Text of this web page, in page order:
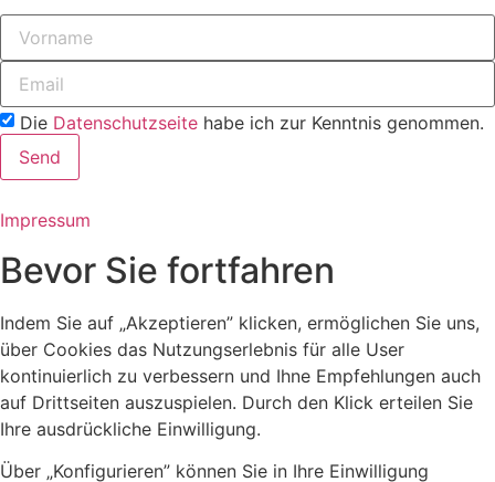
Die Datenschutzseite habe ich zur Kenntnis genommen.
Send
Impressum
Bevor Sie fortfahren
Indem Sie auf „Akzeptieren” klicken, ermöglichen Sie uns,
über Cookies das Nutzungserlebnis für alle User
kontinuierlich zu verbessern und Ihne Empfehlungen auch
auf Drittseiten auszuspielen. Durch den Klick erteilen Sie
Ihre ausdrückliche Einwilligung.
Über „Konfigurieren” können Sie in Ihre Einwilligung